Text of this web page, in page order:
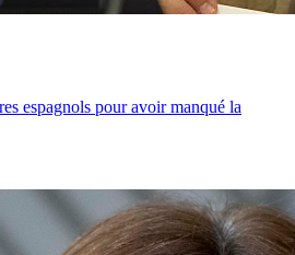
espagnols pour avoir manqué la